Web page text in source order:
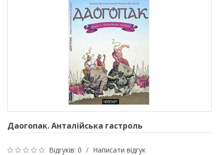
Даогопак. Анталійська гастроль
Відгуків: 0 / Написати відгук